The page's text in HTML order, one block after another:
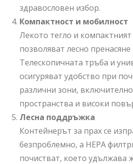
здравословен избор.
Компактност и мобилност
Лекото тегло и
позволяват лесно
Телескопичната тръба и
осигуряват удобство при
различни зони,
пространства и високи
Лесна поддръжка
Контейнерът за прах се
безпроблемно, а HEPA
почистват, което удължава